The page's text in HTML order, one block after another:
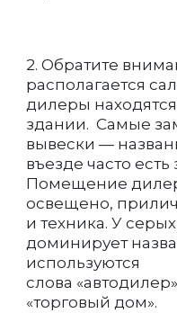
2. Обратите
располагается
дилеры
здании. Самые
вывески —
въезде часто
Помещение
освещено,
и техника. У
доминирует
используются
слова
«торговый дом».